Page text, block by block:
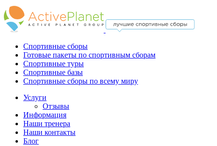
Спортивные сборы
Готовые пакеты по спортивным сборам
Спортивные туры
Спортивные базы
Спортивные сборы по всему миру
Услуги
Отзывы
Информация
Наши тренера
Наши контакты
Блог